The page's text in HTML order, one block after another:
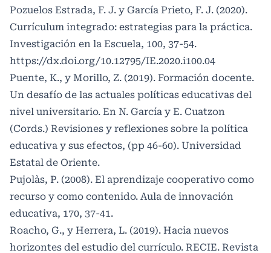
Pozuelos Estrada, F. J. y García Prieto, F. J. (2020).
Currículum integrado: estrategias para la práctica.
Investigación en la Escuela, 100, 37-54.
https://dx.doi.org/10.12795/IE.2020.i100.04
Puente, K., y Morillo, Z. (2019). Formación docente.
Un desafío de las actuales políticas educativas del
nivel universitario. En N. García y E. Cuatzon
(Cords.) Revisiones y reflexiones sobre la política
educativa y sus efectos, (pp 46-60). Universidad
Estatal de Oriente.
Pujolàs, P. (2008). El aprendizaje cooperativo como
recurso y como contenido. Aula de innovación
educativa, 170, 37-41.
Roacho, G., y Herrera, L. (2019). Hacia nuevos
horizontes del estudio del currículo. RECIE. Revista